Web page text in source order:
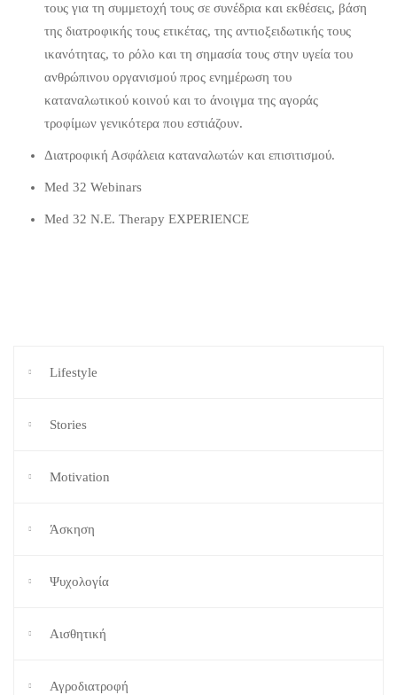
τους για τη συμμετοχή τους σε συνέδρια και εκθέσεις, βάση
της διατροφικής τους ετικέτας, της αντιοξειδωτικής τους
ικανότητας, το ρόλο και τη σημασία τους στην υγεία του
ανθρώπινου οργανισμού προς ενημέρωση του
καταναλωτικού κοινού και το άνοιγμα της αγοράς
τροφίμων γενικότερα που εστιάζουν.
Διατροφική Ασφάλεια καταναλωτών και επισιτισμού.
Med 32 Webinars
Med 32 N.E. Therapy EXPERIENCE
Lifestyle
Stories
Motivation
Άσκηση
Ψυχολογία
Αισθητική
Αγροδιατροφή